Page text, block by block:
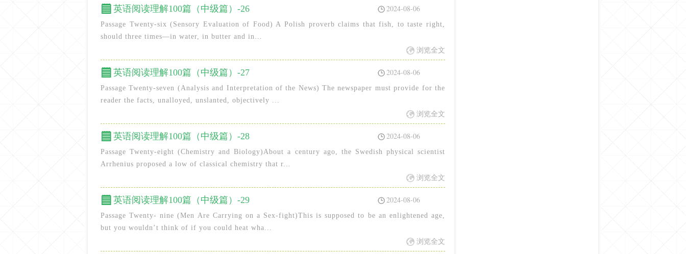
英语阅读理解100篇（中级篇）-26 2024-08-06
Passage Twenty-six (Sensory Evaluation of Food) A Polish proverb claims that fish, to taste right,
should three times—in water, in butter and in...
浏览全文
英语阅读理解100篇（中级篇）-27 2024-08-06
Passage Twenty-seven (Analysis and Interpretation of the News) The newspaper must provide for the
reader the facts, unalloyed, unslanted, objectively ...
浏览全文
英语阅读理解100篇（中级篇）-28 2024-08-06
Passage Twenty-eight (Chemistry and Biology)About a century ago, the Swedish physical scientist
Arrhenius proposed a low of classical chemistry that r...
浏览全文
英语阅读理解100篇（中级篇）-29 2024-08-06
Passage Twenty- nine (Men Are Carrying on a Sex-fight)This is supposed to be an enlightened age,
but you wouldn’t think of if you could heat wha...
浏览全文